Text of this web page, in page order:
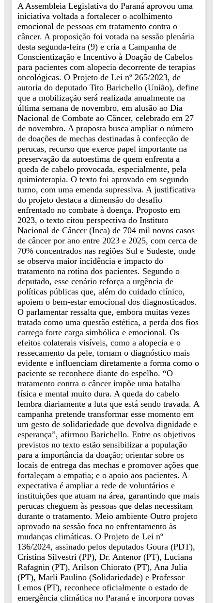
A Assembleia Legislativa do Paraná aprovou uma
iniciativa voltada a fortalecer o acolhimento
emocional de pessoas em tratamento contra o
câncer. A proposição foi votada na sessão plenária
desta segunda-feira (9) e cria a Campanha de
Conscientização e Incentivo à Doação de Cabelos
para pacientes com alopecia decorrente de terapias
oncológicas. O Projeto de Lei nº 265/2023, de
autoria do deputado Tito Barichello (União), define
que a mobilização será realizada anualmente na
última semana de novembro, em alusão ao Dia
Nacional de Combate ao Câncer, celebrado em 27
de novembro. A proposta busca ampliar o número
de doações de mechas destinadas à confecção de
perucas, recurso que exerce papel importante na
preservação da autoestima de quem enfrenta a
queda de cabelo provocada, especialmente, pela
quimioterapia. O texto foi aprovado em segundo
turno, com uma emenda supressiva. A justificativa
do projeto destaca a dimensão do desafio
enfrentado no combate à doença. Proposto em
2023, o texto citou perspectiva do Instituto
Nacional de Câncer (Inca) de 704 mil novos casos
de câncer por ano entre 2023 e 2025, com cerca de
70% concentrados nas regiões Sul e Sudeste, onde
se observa maior incidência e impacto do
tratamento na rotina dos pacientes. Segundo o
deputado, esse cenário reforça a urgência de
políticas públicas que, além do cuidado clínico,
apoiem o bem-estar emocional dos diagnosticados.
O parlamentar ressalta que, embora muitas vezes
tratada como uma questão estética, a perda dos fios
carrega forte carga simbólica e emocional. Os
efeitos colaterais visíveis, como a alopecia e o
ressecamento da pele, tornam o diagnóstico mais
evidente e influenciam diretamente a forma como o
paciente se reconhece diante do espelho. “O
tratamento contra o câncer impõe uma batalha
física e mental muito dura. A queda do cabelo
lembra diariamente a luta que está sendo travada. A
campanha pretende transformar esse momento em
um gesto de solidariedade que devolva dignidade e
esperança”, afirmou Barichello. Entre os objetivos
previstos no texto estão sensibilizar a população
para a importância da doação; orientar sobre os
locais de entrega das mechas e promover ações que
fortaleçam a empatia; e o apoio aos pacientes. A
expectativa é ampliar a rede de voluntários e
instituições que atuam na área, garantindo que mais
perucas cheguem às pessoas que delas necessitam
durante o tratamento. Meio ambiente Outro projeto
aprovado na sessão foca no enfrentamento às
mudanças climáticas. O Projeto de Lei nº
136/2024, assinado pelos deputados Goura (PDT),
Cristina Silvestri (PP), Dr. Antenor (PT), Luciana
Rafagnin (PT), Arilson Chiorato (PT), Ana Julia
(PT), Marli Paulino (Solidariedade) e Professor
Lemos (PT), reconhece oficialmente o estado de
emergência climática no Paraná e incorpora novas